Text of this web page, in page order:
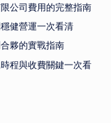
公司費用的完整指南
健營運一次看清
夥的實戰指南
程與收費關鍵一次看